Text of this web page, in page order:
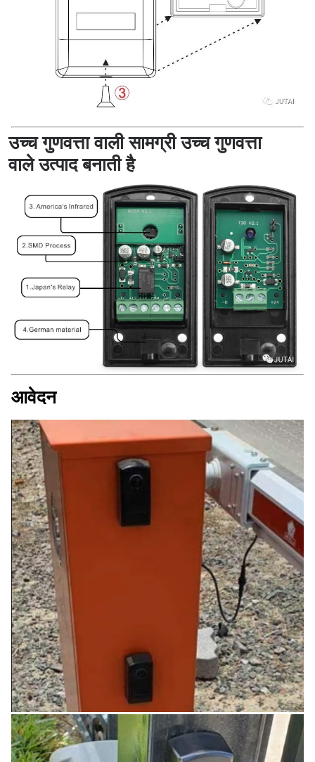
उच्च गुणवत्ता वाली सामग्री उच्च गुणवत्ता
वाले उत्पाद बनाती है
आवेदन